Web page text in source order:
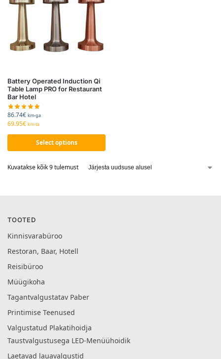
Battery Operated Induction Qi
Table Lamp PRO for Restaurant
Bar Hotel
86.74€ km-ga
69.95€ km-ta
Select options
Kuvatakse kõik 9 tulemust
TOOTED
Kinnisvarabüroo
Restoran, Baar, Hotell
Reisibüroo
Müügikoha
Tagantvalgustatav Paber
Printimise Teenused
Valgustatud Plakatihoidja
Taustvalgustusega LED-Menüühoidik
Laetavad lauavalgustid